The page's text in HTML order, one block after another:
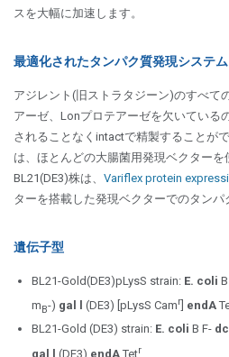
スを大幅に加速します。
最適化されたタンパク質発現システム
アジレント(旧ストラタジーン)のすべて
アーゼ、Lonプロテアーゼを欠いている
されることなくintactで精製することが
は、ほとんどの大腸菌用発現ベクターを
BL21(DE3)株は、 Variflex protein
ターを搭載した発現ベクターでのタンパ
遺伝子型
BL21-Gold(DE3)pLysS strain: E. coli
m B-) gal (DE3) [pLysS Camr endA
BL21-Gold (DE3) strain: E. coli B F-
gal
(DE3) endATetr